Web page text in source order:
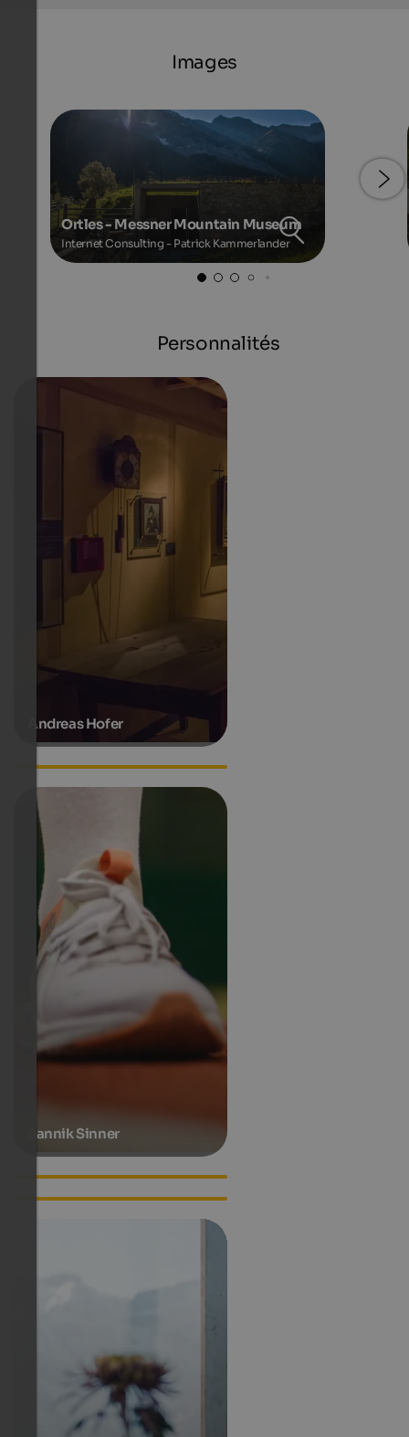
Images
Ortles - Messner Mountain Museum
Internet Consulting - Patrick Kammerlander
Personnalités
Andreas Hofer
Hanspeter Eisendle
Jannik Sinner
Lilli Gruber
Luis Trenker